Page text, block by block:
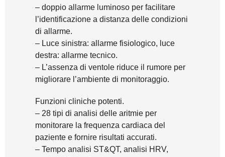
– doppio allarme luminoso per facilitare
l’identificazione a distanza delle condizioni
di allarme.
– Luce sinistra: allarme fisiologico, luce
destra: allarme tecnico.
– L’assenza di ventole riduce il rumore per
migliorare l’ambiente di monitoraggio.
Funzioni cliniche potenti.
– 28 tipi di analisi delle aritmie per
monitorare la frequenza cardiaca del
paziente e fornire risultati accurati.
– Tempo analisi ST&QT, analisi HRV,